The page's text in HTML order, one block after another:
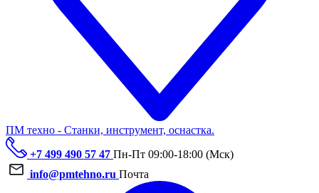
ПМ техно - Станки, инструмент, оснастка.
+7 499 490 57 47 Пн-Пт 09:00-18:00 (Мск)
info@pmtehno.ru Почта